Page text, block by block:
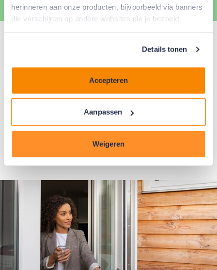
herinneren aan onze producten, bijvoorbeeld via banners
die verschijnen op andere websites die je bezoekt.
Details tonen
Accepteren
Aanpassen
Weigeren
Goed om te weten
minder dan € 35,00? Dan verkorten we de looptijd
van je Energiebespaarlening. Het maandbedrag
blijft gelijk.